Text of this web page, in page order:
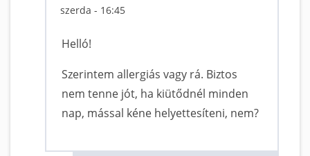
szerda - 16:45
Helló!
Szerintem allergiás vagy rá. Biztos
nem tenne jót, ha kiütődnél minden
nap, mással kéne helyettesíteni, nem?